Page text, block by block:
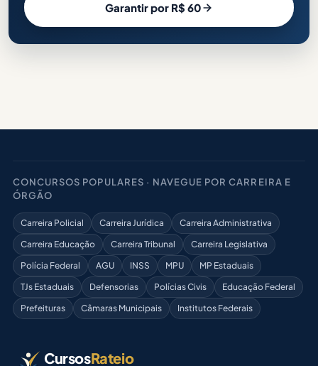
Garantir por R$ 60
CONCURSOS POPULARES · NAVEGUE POR CARREIRA E
ÓRGÃO
Carreira Policial Carreira Jurídica
Carreira Administrativa
Carreira Educação
Carreira Tribunal
Carreira Legislativa
Polícia Federal
AGU INSS MPU
MP Estaduais
TJs Estaduais
Defensorias Polícias Civis
Educação Federal
Prefeituras
Câmaras Municipais Institutos Federais
CursosRateio